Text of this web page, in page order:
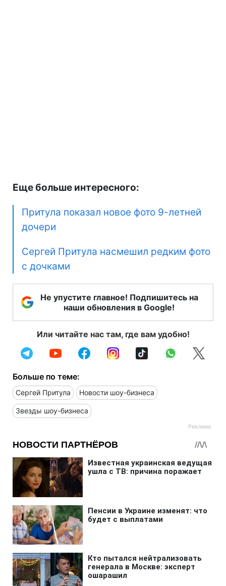
Еще больше интересного:
Притула показал новое фото 9-летней
дочери
Сергей Притула насмешил редким фото
с дочками
Не упустите главное! Подпишитесь на
наши обновления в Google!
Или читайте нас там, где вам удобно!
Больше по теме:
Сергей Притула Новости шоу-бизнеса
Звезды шоу-бизнеса